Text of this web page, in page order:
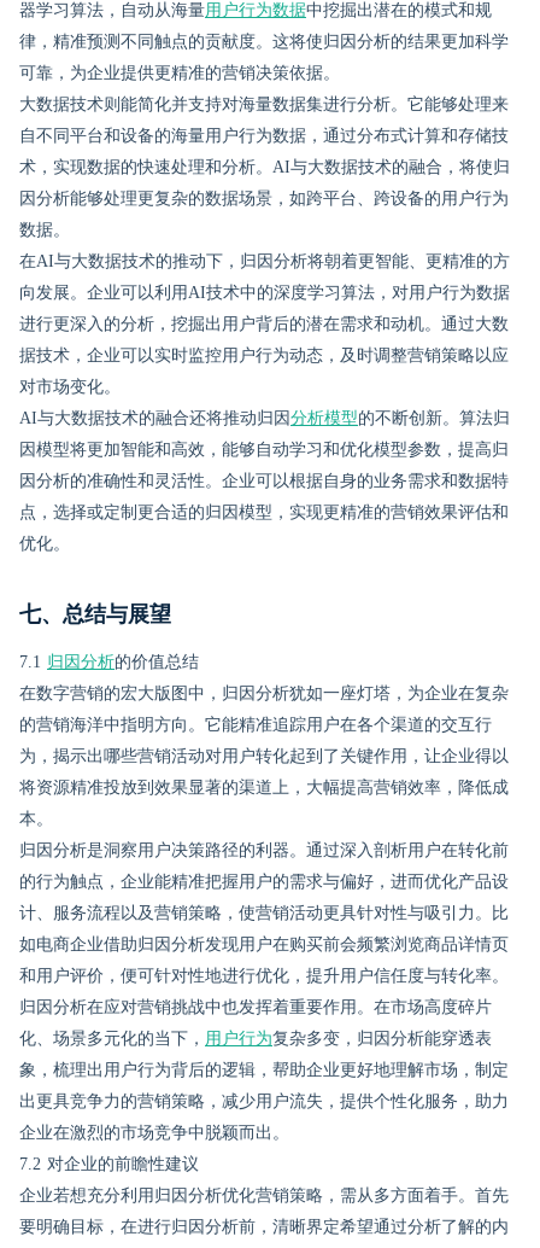
器学习算法，自动从海量用户行为数据中挖掘出潜在的模式和规
律，精准预测不同触点的贡献度。这将使归因分析的结果更加科学
可靠，为企业提供更精准的营销决策依据。
大数据技术则能简化并支持对海量数据集进行分析。它能够处理来
自不同平台和设备的海量用户行为数据，通过分布式计算和存储技
术，实现数据的快速处理和分析。AI与大数据技术的融合，将使归
因分析能够处理更复杂的数据场景，如跨平台、跨设备的用户行为
数据。
在AI与大数据技术的推动下，归因分析将朝着更智能、更精准的方
向发展。企业可以利用AI技术中的深度学习算法，对用户行为数据
进行更深入的分析，挖掘出用户背后的潜在需求和动机。通过大数
据技术，企业可以实时监控用户行为动态，及时调整营销策略以应
对市场变化。
AI与大数据技术的融合还将推动归因分析模型的不断创新。算法归
因模型将更加智能和高效，能够自动学习和优化模型参数，提高归
因分析的准确性和灵活性。企业可以根据自身的业务需求和数据特
点，选择或定制更合适的归因模型，实现更精准的营销效果评估和
优化。
七、总结与展望
7.1 归因分析的价值总结
在数字营销的宏大版图中，归因分析犹如一座灯塔，为企业在复杂
的营销海洋中指明方向。它能精准追踪用户在各个渠道的交互行
为，揭示出哪些营销活动对用户转化起到了关键作用，让企业得以
将资源精准投放到效果显著的渠道上，大幅提高营销效率，降低成
本。
归因分析是洞察用户决策路径的利器。通过深入剖析用户在转化前
的行为触点，企业能精准把握用户的需求与偏好，进而优化产品设
计、服务流程以及营销策略，使营销活动更具针对性与吸引力。比
如电商企业借助归因分析发现用户在购买前会频繁浏览商品详情页
和用户评价，便可针对性地进行优化，提升用户信任度与转化率。
归因分析在应对营销挑战中也发挥着重要作用。在市场高度碎片
化、场景多元化的当下， 用户行为复杂多变，归因分析能穿透表
象，梳理出用户行为背后的逻辑，帮助企业更好地理解市场，制定
出更具竞争力的营销策略，减少用户流失，提供个性化服务，助力
企业在激烈的市场竞争中脱颖而出。
7.2 对企业的前瞻性建议
企业若想充分利用归因分析优化营销策略，需从多方面着手。首先
要明确目标，在进行归因分析前，清晰界定希望通过分析了解的内